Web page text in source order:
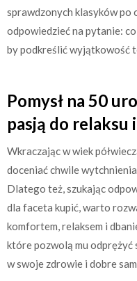
sprawdzonych klasyków po
odpowiedzieć na pytanie:
by podkreślić wyjątkowość
Pomysł na 50
pasją do relaksu
Wkraczając w wiek
doceniać chwile
Dlatego też, szukając
dla faceta kupić, warto
komfortem, relaksem i
które pozwolą mu odprężyć
w swoje zdrowie i dobre